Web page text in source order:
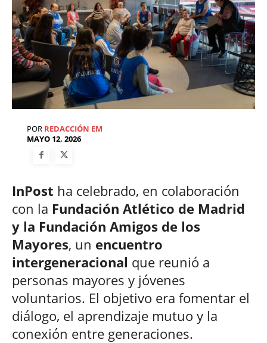
POR REDACCIÓN EM
MAYO 12, 2026
InPost ha celebrado, en colaboración
con la Fundación Atlético de Madrid
y la Fundación Amigos de los
Mayores, un encuentro
intergeneracional que reunió a
personas mayores y jóvenes
voluntarios. El objetivo era fomentar el
diálogo, el aprendizaje mutuo y la
conexión entre generaciones.